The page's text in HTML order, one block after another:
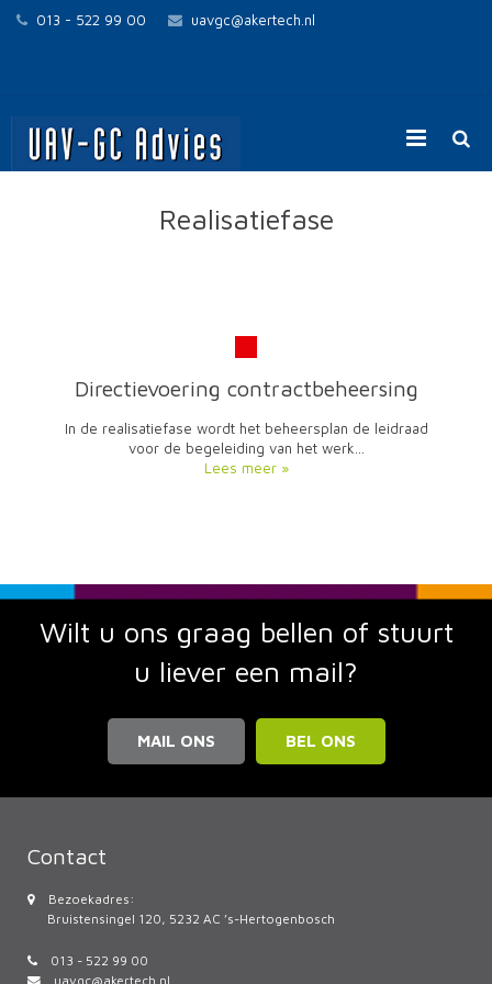
013 - 522 99 00 uavgc@akertech.nl
Realisatiefase
Directievoering contractbeheersing
In de realisatiefase wordt het beheersplan de leidraad
voor de begeleiding van het werk…
Lees meer »
Wilt u ons graag bellen of stuurt
u liever een mail?
MAIL ONS BEL ONS
Contact
Bezoekadres:
Bruistensingel 120, 5232 AC ’s-Hertogenbosch
013 - 522 99 00
uavgc@akertech.nl